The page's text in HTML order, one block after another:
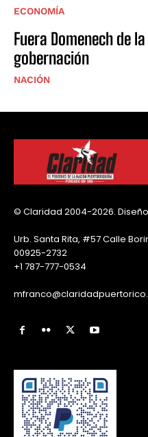
ECONOMÍA
Fuera Domenech de
gobernación
NACIÓN
© Claridad 2004-2026.
Urb. Santa Rita, #57 Calle
00925-2732
+1 787-777-0534